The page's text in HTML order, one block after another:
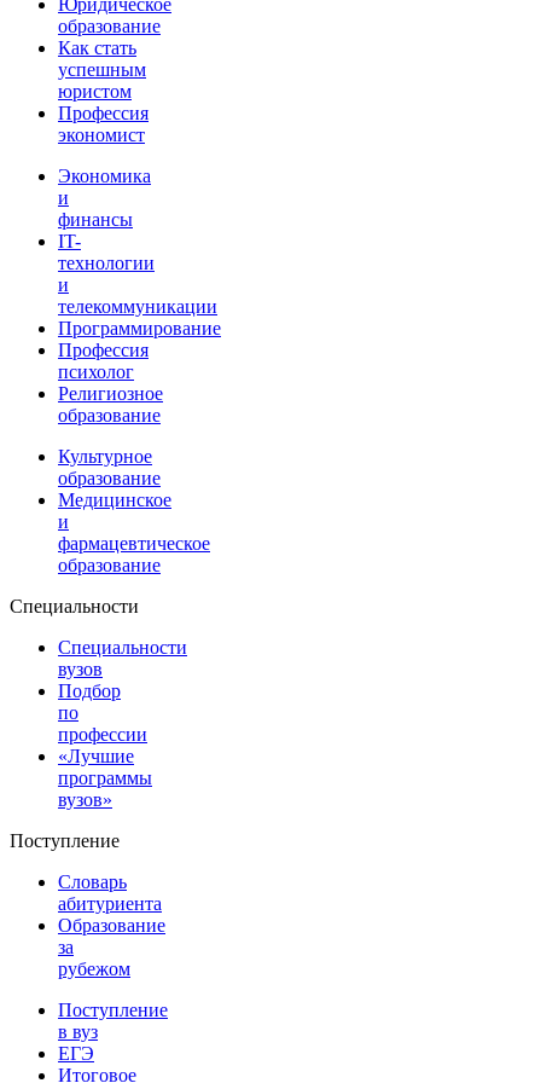
образование
Как стать
успешным
юристом
Профессия
экономист
Экономика
и
финансы
IT-
технологии
и
телекоммуникации
Программирование
Профессия
психолог
Религиозное
образование
Культурное
образование
Медицинское
и
фармацевтическое
образование
Специальности
Специальности
вузов
Подбор
по
профессии
«Лучшие
программы
вузов»
Поступление
Словарь
абитуриента
Образование
за
рубежом
Поступление
в вуз
ЕГЭ
Итоговое